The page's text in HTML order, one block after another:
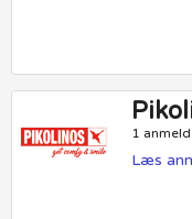
1
Læs